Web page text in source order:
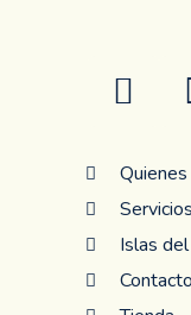
Servicios
Islas
Contacto